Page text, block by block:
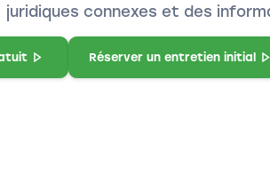
juridiques connexes et des
Réserver un entretien initial